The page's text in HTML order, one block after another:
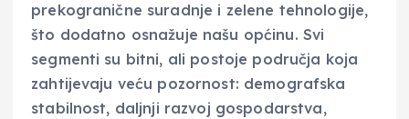
prekogranične suradnje i zelene tehnologije,
što dodatno osnažuje našu općinu. Svi
segmenti su bitni, ali postoje područja koja
zahtijevaju veću pozornost: demografska
stabilnost, daljnji razvoj gospodarstva,